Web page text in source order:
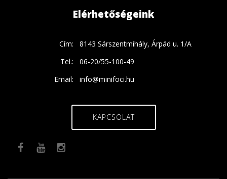
Elérhetőségeink
Cím:
8143 Sárszentmihály, Árpád u. 1/A
Tel.:
06-20/55-100-49
Email:
info@minifoci.hu
KAPCSOLAT